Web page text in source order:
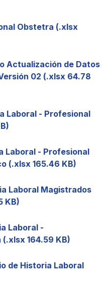
Obstetra (.xlsx
Actualización de Datos
02 (.xlsx 64.78
Laboral - Profesional
Laboral - Profesional
(.xlsx 165.46 KB)
Laboral Magistrados
KB)
Laboral -
164.59 KB)
de Historia Laboral